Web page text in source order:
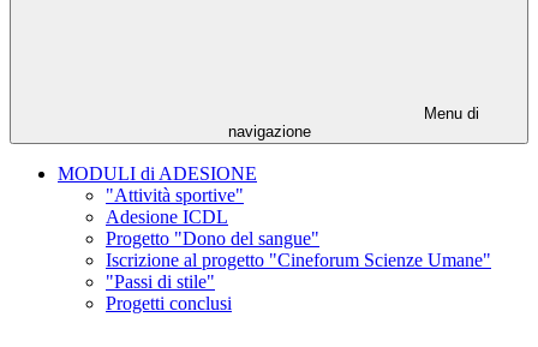
Menu di
navigazione
MODULI di ADESIONE
"Attività sportive"
Adesione ICDL
Progetto "Dono del sangue"
Iscrizione al progetto "Cineforum Scienze Umane"
"Passi di stile"
Progetti conclusi